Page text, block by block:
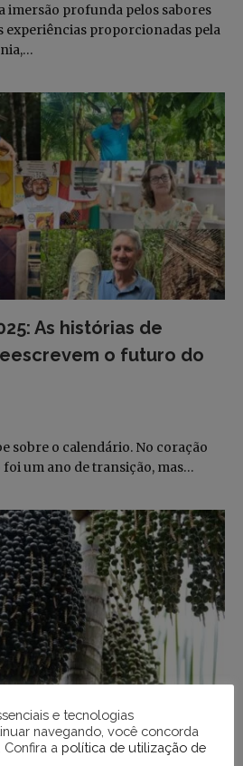
imersão profunda pelos sabores
experiências proporcionadas pela
As histórias de
o futuro do
sobre o calendário. No coração
foi um ano de transição, mas…
cresce 68%, mas exige
e tecnologias
navegando, você concorda
a política de utilização de